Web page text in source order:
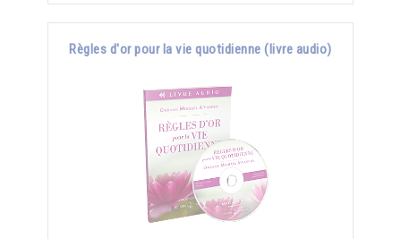
Règles d'or pour la vie quotidienne (livre audio)